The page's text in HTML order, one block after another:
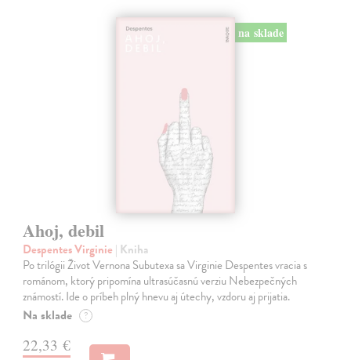
na sklade
Ahoj, debil
Despentes Virginie | Kniha
Po trilógii Život Vernona Subutexa sa Virginie Despentes vracia s
románom, ktorý pripomína ultrasúčasnú verziu Nebezpečných
známostí. Ide o príbeh plný hnevu aj útechy, vzdoru aj prijatia.
Na sklade ?
22,33 €